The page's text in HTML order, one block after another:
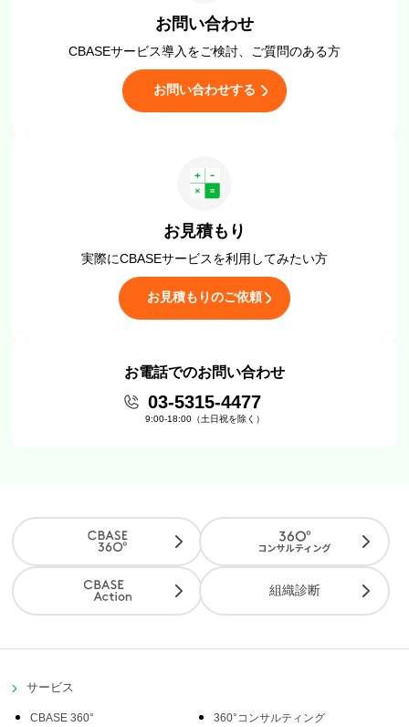
お問い合わせ
CBASEサービス導入をご検討、 ご質問のある方
お問い合わせする
お見積もり
実際にCBASEサービスを利用してみたい方
お見積もりのご依頼
お電話でのお問い合わせ
03-5315-4477
9:00-18:00（土日祝を除く）
組織診断
サービス
CBASE 360°
360°コンサルティング